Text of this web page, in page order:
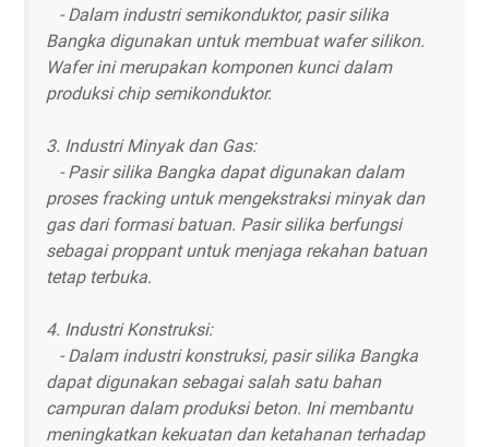
- Dalam industri semikonduktor, pasir silika
Bangka digunakan untuk membuat wafer silikon.
Wafer ini merupakan komponen kunci dalam
produksi chip semikonduktor.
3. Industri Minyak dan Gas:
- Pasir silika Bangka dapat digunakan dalam
proses fracking untuk mengekstraksi minyak dan
gas dari formasi batuan. Pasir silika berfungsi
sebagai proppant untuk menjaga rekahan batuan
tetap terbuka.
4. Industri Konstruksi:
- Dalam industri konstruksi, pasir silika Bangka
dapat digunakan sebagai salah satu bahan
campuran dalam produksi beton. Ini membantu
meningkatkan kekuatan dan ketahanan terhadap